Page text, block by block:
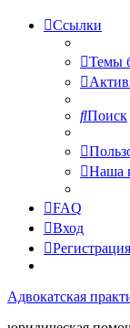
Ссылки
Темы
Поиск
Наша
FAQ
Вход
Регистрация
Адвокатская